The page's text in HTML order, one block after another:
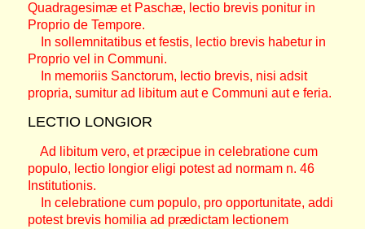
Quadragesimæ et Paschæ, lectio brevis ponitur in
Proprio de Tempore.
In sollemnitatibus et festis, lectio brevis habetur in
Proprio vel in Communi.
In memoriis Sanctorum, lectio brevis, nisi adsit
propria, sumitur ad libitum aut e Communi aut e feria.
LECTIO LONGIOR
Ad libitum vero, et præcipue in celebratione cum
populo, lectio longior eligi potest ad normam n. 46
Institutionis.
In celebratione cum populo, pro opportunitate, addi
potest brevis homilia ad prædictam lectionem